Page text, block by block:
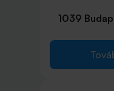
1039